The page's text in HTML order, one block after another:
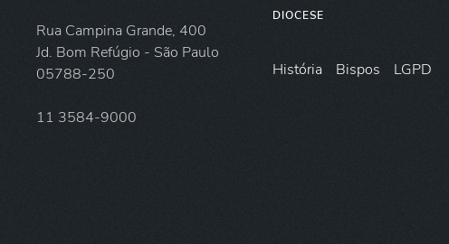
Rua Campina Grande, 400
Jd. Bom Refúgio - São Paulo
05788-250
11 3584-9000
DIOCESE
História Bispos LGPD